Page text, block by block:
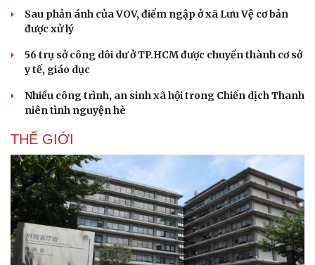
Sau phản ánh của VOV, điểm ngập ở xã Lưu Vệ cơ bản
được xử lý
56 trụ sở công dôi dư ở TP.HCM được chuyển thành cơ sở
y tế, giáo dục
Nhiều công trình, an sinh xã hội trong Chiến dịch Thanh
niên tình nguyện hè
THẾ GIỚI